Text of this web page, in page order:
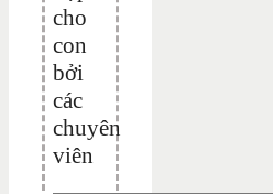
cho
con
bởi
các
chuyên
viên